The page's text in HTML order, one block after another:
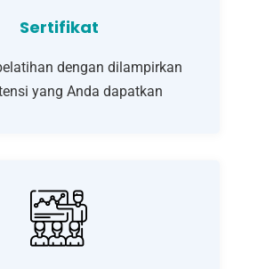
Sertifikat
dengan dilampirkan
yang Anda dapatkan